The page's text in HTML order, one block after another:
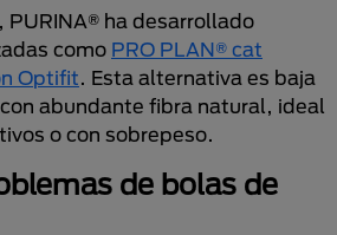
PURINA® ha desarrollado
como PRO PLAN® cat
Optifit. Esta alternativa es baja
abundante fibra natural, ideal
o con sobrepeso.
de bolas de